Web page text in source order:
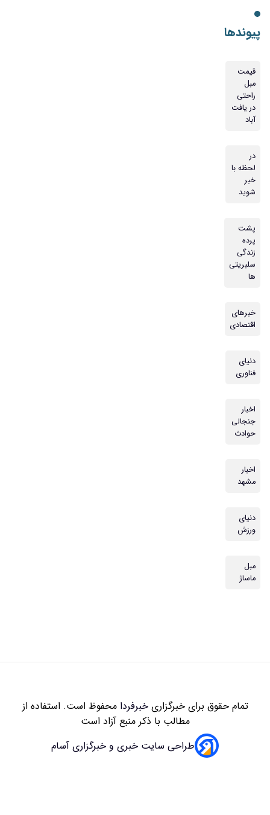
پیوندها
قیمت
مبل
راحتی
در یافت
آباد
در
لحظه با
خبر
شوید
پشت
پرده
زندگی
سلبریتی
ها
خبرهای
اقتصادی
دنیای
فناوری
اخبار
جنجالی
حوادث
اخبار
مشهد
دنیای
ورزش
مبل
ماساژ
تمام حقوق برای خبرگزاریخبرفردامحفوظ است. استفاده از
مطالب با ذکر منبع آزاد است
طراحی سایت خبری و خبرگزاری آسام